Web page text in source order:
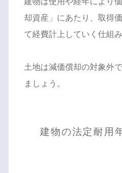
却資産」にあたり、取得
て経費計上していく仕組
土地は減価償却の対象外
ましょう。
建物の法定耐用